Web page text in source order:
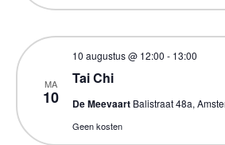
MA
10
Tai Chi
10 augustus @ 12:00 - 13:00
De Meevaart Balistraat 48a,
Geen kosten